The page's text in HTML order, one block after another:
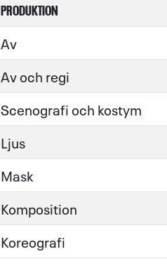
PRODUKTION
Av
Av och regi
Scenografi och kostym
Ljus
Mask
Komposition
Koreografi